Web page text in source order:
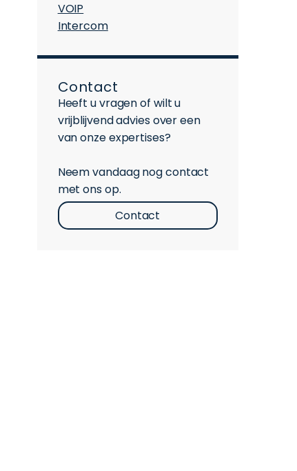
VOIP
Intercom
Contact
Heeft u vragen of wilt u
vrijblijvend advies over een
van onze expertises?
Neem vandaag nog contact
met ons op.
Contact